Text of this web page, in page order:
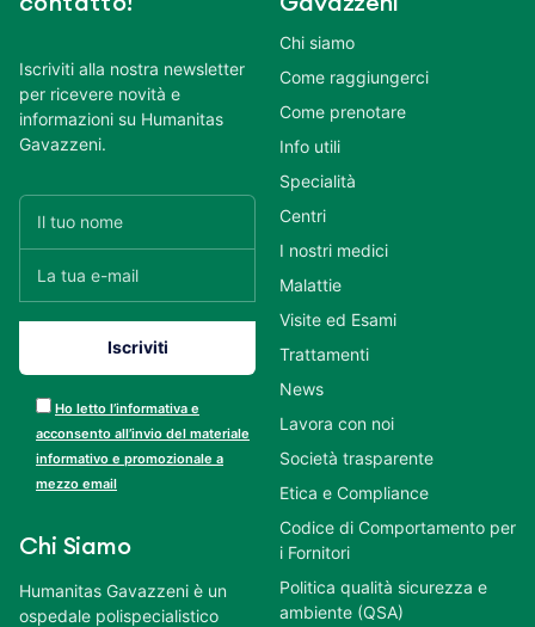
Iscriviti alla nostra newsletter
per ricevere novità e
informazioni su Humanitas
Gavazzeni.
Ho letto l’informativa e
acconsento all’invio del materiale
informativo e promozionale a
mezzo email
Chi Siamo
Humanitas Gavazzeni è un
ospedale polispecialistico
Chi siamo
Come raggiungerci
Come prenotare
Info utili
Specialità
Centri
I nostri medici
Malattie
Visite ed Esami
Trattamenti
News
Lavora con noi
Società trasparente
Etica e Compliance
Codice di Comportamento per
i Fornitori
Politica qualità sicurezza e
ambiente (QSA)